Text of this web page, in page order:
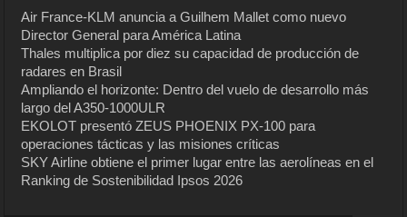
Air France-KLM anuncia a Guilhem Mallet como nuevo
Director General para América Latina
Thales multiplica por diez su capacidad de producción de
radares en Brasil
Ampliando el horizonte: Dentro del vuelo de desarrollo más
largo del A350-1000ULR
EKOLOT presentó ZEUS PHOENIX PX-100 para
operaciones tácticas y las misiones críticas
SKY Airline obtiene el primer lugar entre las aerolíneas en el
Ranking de Sostenibilidad Ipsos 2026